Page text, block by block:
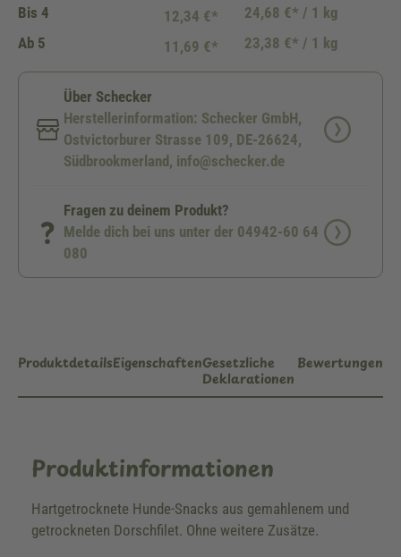
Bis 4 12,34 €*
24,68 €* / 1 kg
Ab 5 11,69 €* 23,38 €* / 1 kg
Über Schecker
Herstellerinformation: Schecker GmbH,
Ostvictorburer Strasse 109, DE-26624,
Südbrookmerland, info@schecker.de
Fragen zu deinem Produkt?
Melde dich bei uns unter der 04942-60 64
080
ProduktdetailsEigenschaftenGesetzliche
Deklarationen
Bewertungen
Produktinformationen
Hartgetrocknete Hunde-Snacks aus gemahlenem und
getrockneten Dorschfilet. Ohne weitere Zusätze.